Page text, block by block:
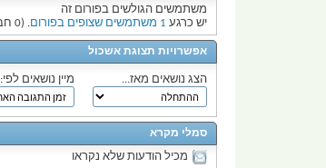
משתמשים הגולשים בפורום זה
יש כרגע 1 משתמשים שצופים בפורום . (0 חברים & 1 אורחים)
אפשרויות תצוגת אשכול
הצג נושאים מאז... מיין נושאים לפי:
סמלי מקרא
מכיל הודעות שלא נקראו